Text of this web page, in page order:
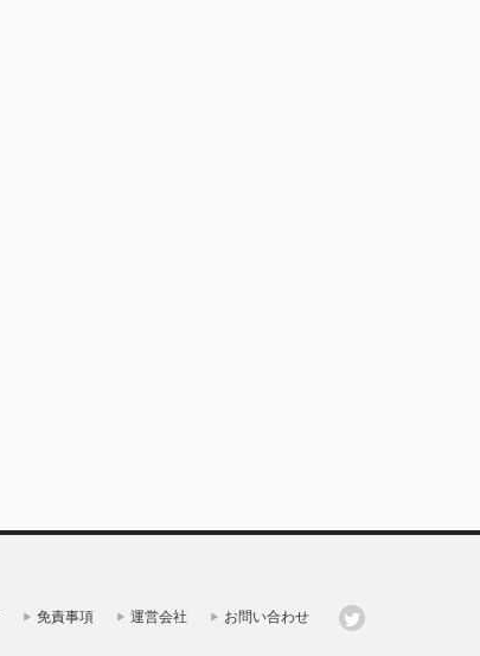
免責事項 運営会社 お問い合わせ